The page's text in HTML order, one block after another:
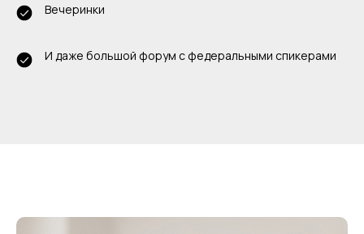
Вечеринки
И даже большой форум с федеральными спикерами